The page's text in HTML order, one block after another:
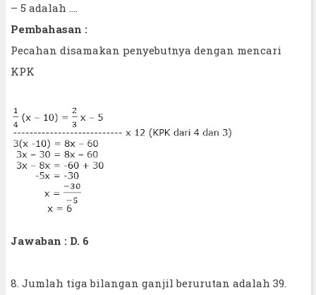
– 5 adalah ....
Pembahasan :
Pecahan disamakan penyebutnya dengan mencari
KPK
Jawaban : D. 6
8. Jumlah tiga bilangan ganjil berurutan adalah 39.